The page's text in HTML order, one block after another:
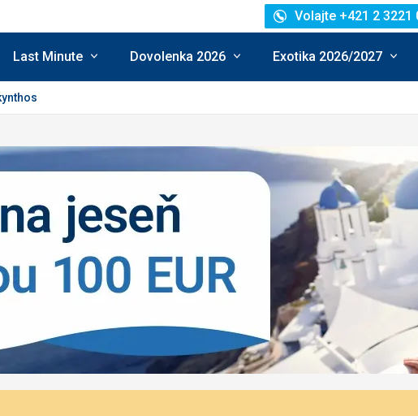
Volajte +421 2 3221
Last Minute Dovolenka 2026 Exotika 2026/2027